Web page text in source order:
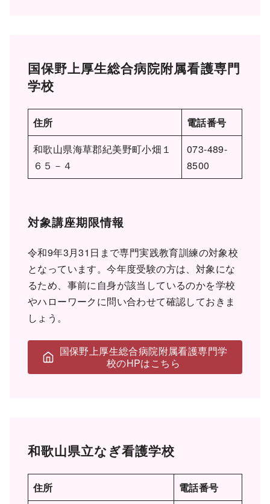
国保野上厚生総合病院附属看護専門
学校
住所
電話番号
和歌山県海草郡紀美野町小畑１
６５－４
073-489-
8500
対象講座期限情報
令和9年3月31日まで専門実践教育訓練の対象校
となっています。今年度受験の方は、対象にな
るため、事前に自身が該当しているのかを学校
やハローワークに問い合わせて確認しておきま
しょう。
国保野上厚生総合病院附属看護専門学
校のHPはこちら
和歌山県立なぎ看護学校
住所
電話番号